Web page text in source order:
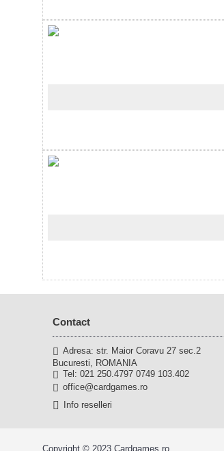
Contact
Adresa: str. Maior Coravu 27 sec.2
Bucuresti, ROMANIA
Tel: 021 250.4797 0749 103.402
office@cardgames.ro
Info reselleri
Copyright © 2023 Cardgames.ro